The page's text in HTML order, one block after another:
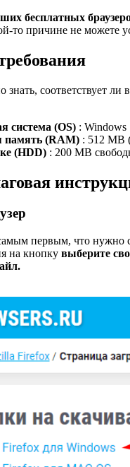
бесплатных
то причине не можете
соответствует ли
система (OS) :
память (RAM) : 512 MB
(HDD) : 200 MB
первым, что нужно
на кнопку выберите